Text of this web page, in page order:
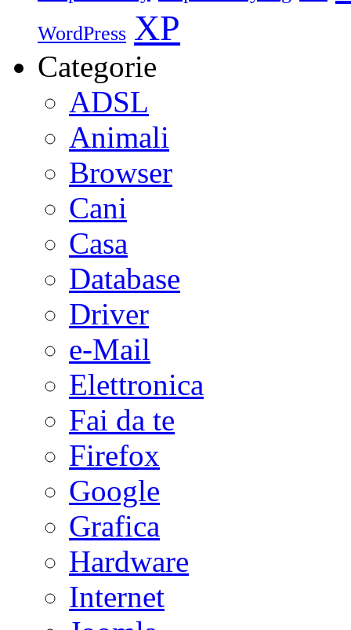
WordPress XP
Categorie
ADSL
Animali
Browser
Cani
Casa
Database
Driver
e-Mail
Elettronica
Fai da te
Firefox
Google
Grafica
Hardware
Internet